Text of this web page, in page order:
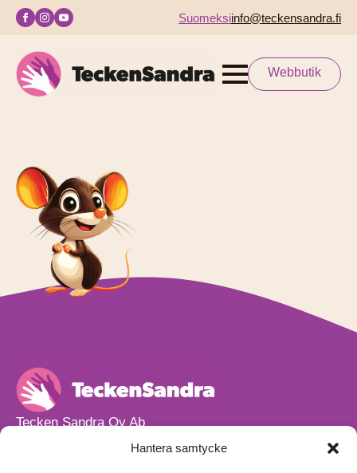
Hantera samtycke
Suomeksiinfo@teckensandra.fi
Webbutik
Tecken Sandra Oy Ab
info@teckensandra.fi